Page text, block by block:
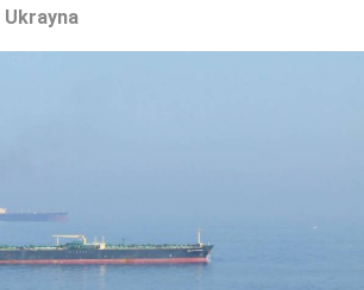
Ukrayna